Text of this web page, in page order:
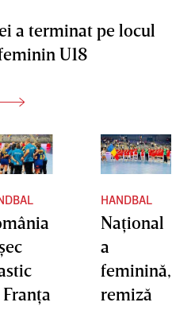
a terminat pe locul
U18
HANDBAL
Naţional
a
feminină,
remiză